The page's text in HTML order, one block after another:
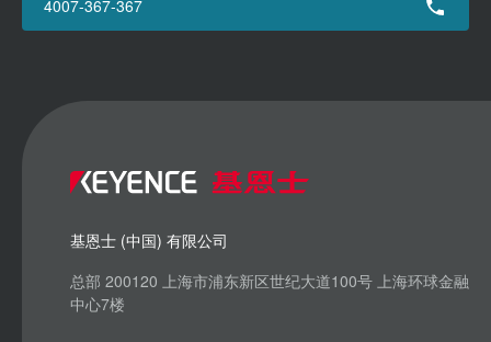
4007-367-367
基恩士 (中国) 有限公司
总部 200120 上海市浦东新区世纪大道100号 上海环球金融
中心7楼